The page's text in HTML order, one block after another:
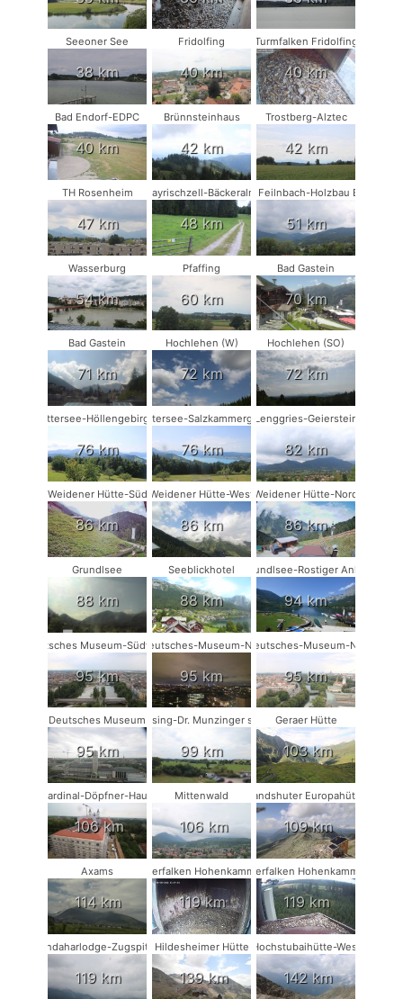
Seeoner See
38 km
Fridolfing
40 km
Turmfalken Fridolfing
40 km
Bad Endorf-EDPC
40 km
Brünnsteinhaus
42 km
Trostberg-Alztec
42 km
TH Rosenheim
47 km
Bayrischzell-Bäckeralm
48 km
Bad Feilnbach-Holzbau Eder
51 km
Wasserburg
54 km
Pfaffing
60 km
Bad Gastein
70 km
Bad Gastein
71 km
Hochlehen (W)
72 km
Hochlehen (SO)
72 km
Attersee-Höllengebirge
76 km
Attersee-Salzkammergut
76 km
Lenggries-Geierstein
82 km
Weidener Hütte-Süd
86 km
Weidener Hütte-West
86 km
Weidener Hütte-Nord
86 km
Grundlsee
88 km
Seeblickhotel
88 km
Grundlsee-Rostiger Anker
94 km
Deutsches Museum-Südwest
95 km
Deutsches-Museum-NW
95 km
Deutsches-Museum-NO
95 km
Deutsches Museum
95 km
Münsing-Dr. Munzinger sport
99 km
Geraer Hütte
103 km
Kardinal-Döpfner-Haus
106 km
Mittenwald
106 km
Landshuter Europahütte
109 km
Axams
114 km
Wanderfalken Hohenkammer #1
119 km
Wanderfalken Hohenkammer #2
119 km
Kandaharlodge-Zugspitze
119 km
Hildesheimer Hütte
139 km
Hochstubaihütte-West
142 km